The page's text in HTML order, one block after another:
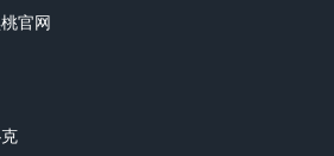
官网